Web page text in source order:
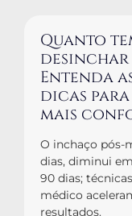
Quanto
desinchar
Entenda
dicas
mais
O inchaço pós-
dias, diminui
90 dias;
médico
resultados.